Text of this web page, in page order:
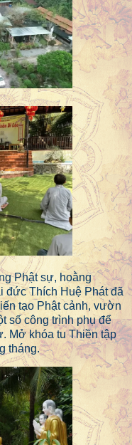
Phật sự, hoằng
Thích Huệ Phát đã
tạo Phật cảnh, vườn
số công trình phụ để
Mở khóa tu Thiền tập
tháng.